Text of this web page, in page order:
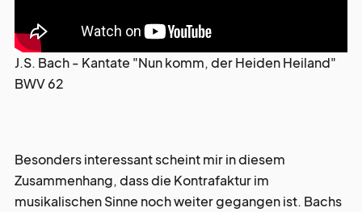
J.S. Bach - Kantate "Nun komm, der Heiden Heiland"
BWV 62
Besonders interessant scheint mir in diesem
Zusammenhang, dass die Kontrafaktur im
musikalischen Sinne noch weiter gegangen ist. Bachs